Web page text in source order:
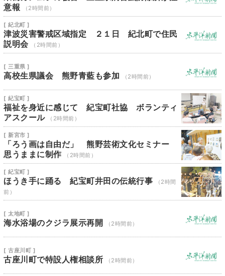
意報
（2時間前）
[ 紀北町 ]
津波災害警戒区域指定 ２１日 紀北町で住民
説明会
（2時間前）
[ 三重県 ]
高校生県議会 熊野青藍も参加 （2時間前）
[ 紀宝町 ]
福祉を身近に感じて 紀宝町社協 ボランティ
アスクール
（2時間前）
[ 新宮市 ]
「ろう画は自由だ」 熊野芸術文化セミナー
思うままに制作
（2時間前）
[ 紀宝町 ]
ほうき手に踊る 紀宝町井田の伝統行事
（2時間
前）
[ 太地町 ]
海水浴場のクジラ展示再開 （2時間前）
[ 古座川町 ]
古座川町で特設人権相談所 （2時間前）